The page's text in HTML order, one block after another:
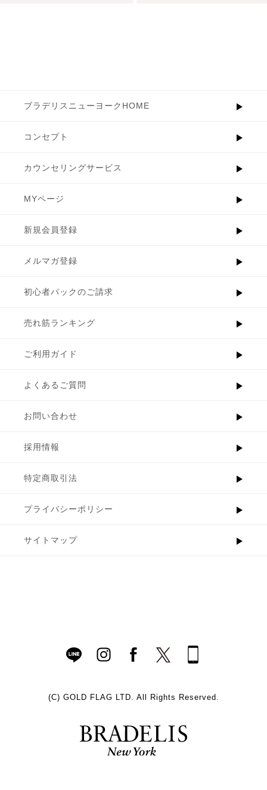
ブラデリスニューヨークHOME
コンセプト
カウンセリングサービス
MYページ
新規会員登録
メルマガ登録
初心者パックのご請求
売れ筋ランキング
ご利用ガイド
よくあるご質問
お問い合わせ
採用情報
特定商取引法
プライバシーポリシー
サイトマップ
(C) GOLD FLAG LTD. All Rights Reserved.